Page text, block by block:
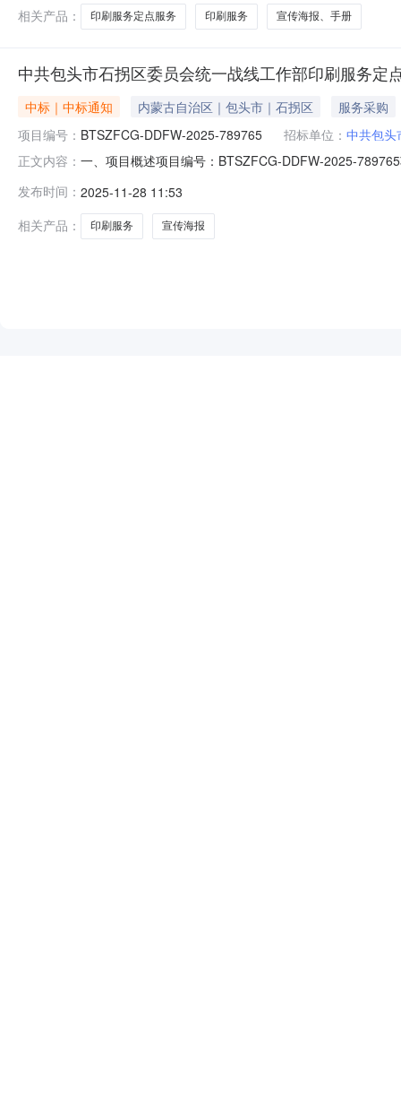
相关产品：
印刷服务定点服务 印刷服务 宣传海报、手册
中共包头市石拐区委员会统一战线工作部印刷服务定
中标｜中标通知 内蒙古自治区｜包头市｜石拐区
服务采购
项目编号： BTSZFCG-DDFW-2025-789765 招标单位： 中共包头
正文内容： 一、项目概述项目编号：BTSZFCG-DDFW-2025-
采购方式：电子卖场（定点服务）二、需求明细编号项
发布时间： 2025-11-28 11:53
相关产品：
印刷服务 宣传海报